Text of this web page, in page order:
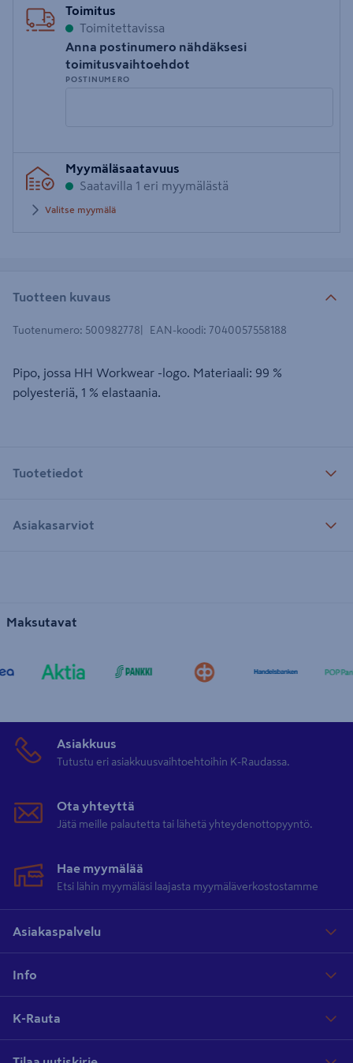
Toimitus
Toimitettavissa
Anna postinumero nähdäksesi
toimitusvaihtoehdot
POSTINUMERO
postinumero
Myymäläsaatavuus
Saatavilla 1 eri myymälästä
Valitse myymälä
Tuotteen kuvaus
Tuotenumero: 500982778 EAN-koodi: 7040057558188
Pipo, jossa HH Workwear -logo. Materiaali: 99 %
polyesteriä, 1 % elastaania.
Tuotetiedot
Asiakasarviot
Maksutavat
Asiakkuus
Tutustu eri asiakkuusvaihtoehtoihin K-Raudassa.
Ota yhteyttä
Jätä meille palautetta tai lähetä yhteydenottopyyntö.
Hae myymälää
Etsi lähin myymäläsi laajasta myymäläverkostostamme
Asiakaspalvelu
Info
K-Rauta